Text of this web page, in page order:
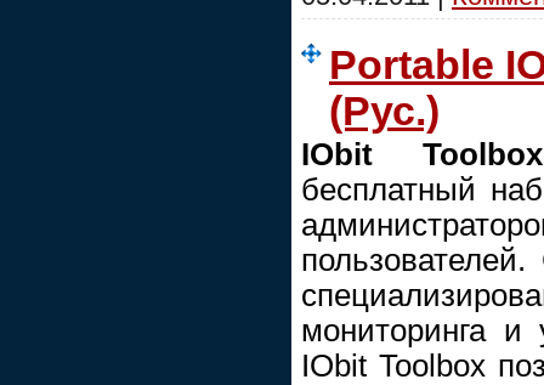
Portable
(Рус.)
IObit
бесплатный
мониторинга и
IObit Toolbox